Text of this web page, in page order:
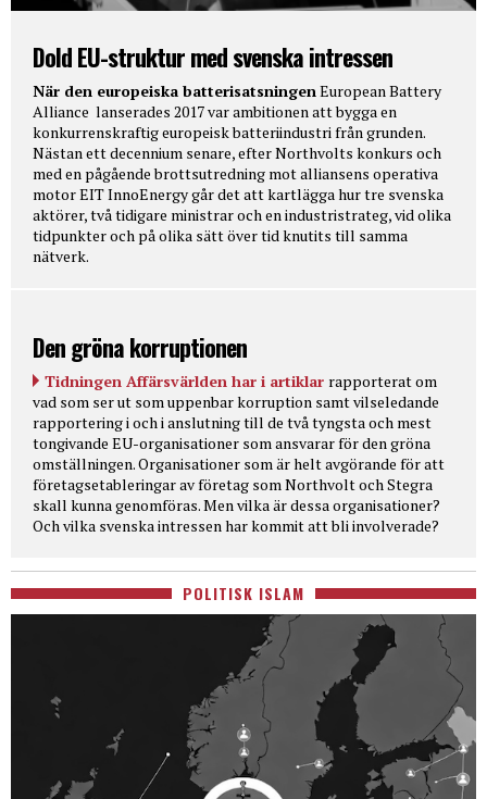
Dold EU-struktur med svenska intressen
När den europeiska batterisatsningenEuropean Battery
Alliance lanserades 2017 var ambitionen att bygga en
konkurrenskraftig europeisk batteriindustri från grunden.
Nästan ett decennium senare, efter Northvolts konkurs och
med en pågående brottsutredning mot alliansens operativa
motor EIT InnoEnergy går det att kartlägga hur tre svenska
aktörer, två tidigare ministrar och en industristrateg, vid olika
tidpunkter och på olika sätt över tid knutits till samma
nätverk.
Den gröna korruptionen
Tidningen Affärsvärlden har i artiklar rapporterat om
vad som ser ut som uppenbar korruption samt vilseledande
rapportering i och i anslutning till de två tyngsta och mest
tongivande EU-organisationer som ansvarar för den gröna
omställningen. Organisationer som är helt avgörande för att
företagsetableringar av företag som Northvolt och Stegra
skall kunna genomföras. Men vilka är dessa organisationer?
Och vilka svenska intressen har kommit att bli involverade?
POLITISK ISLAM